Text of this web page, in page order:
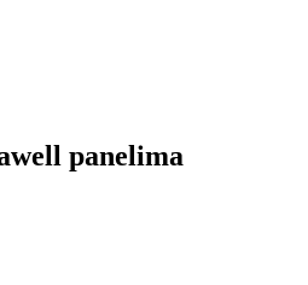
panelima